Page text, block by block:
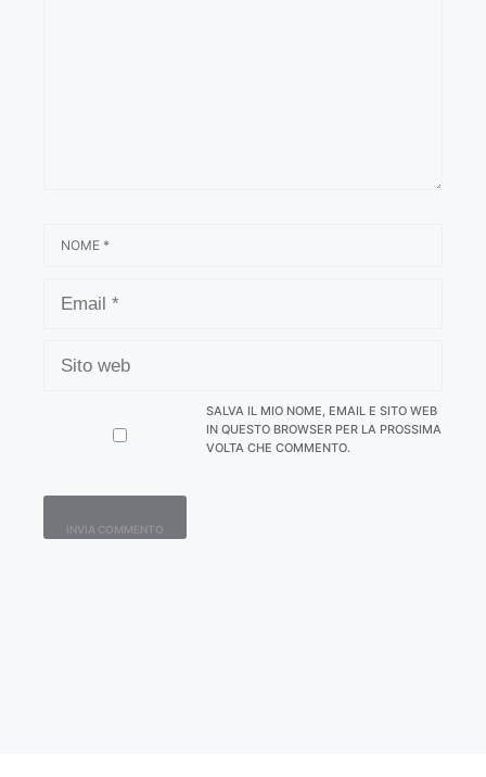
WEB
SALVA IL MIO NOME, EMAIL E SITO WEB
IN QUESTO BROWSER PER LA PROSSIMA
VOLTA CHE COMMENTO.